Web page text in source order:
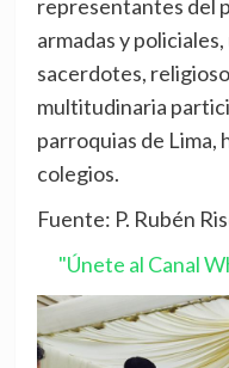
representantes del
armadas y
sacerdotes,
multitudinaria
parroquias de Lima,
colegios.
Fuente: P. Rubén
"Únete al Canal